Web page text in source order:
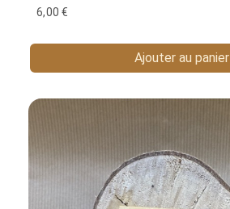
6,00 €
Ajouter au panier